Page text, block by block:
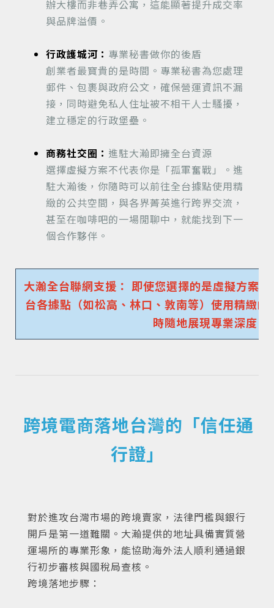
辦大樓而非巷弄公寓，這能顯著提升成交率
與品牌溢價。
行政護城河： 專業秘書做你的後盾
創業者最寶貴的是時間。專業秘書為您處理
郵件、包裹與政府公文，確保營運資訊不漏
接，同時避免私人住址被不相干人士騷擾，
建立穩定的行政堡壘。
商務社交圈： 進駐大瀚即擁全台資源
選擇虛擬方案不代表你是「孤軍奮戰」。進
駐大瀚後，你隨時可以前往全台據點使用精
緻的公共空間，與各界菁英進行跨界交流，
甚至在咖啡吧的一場閒聊中，就能找到下一
個合作夥伴。
大瀚全台聯網支援： 即使您選擇的是虛擬方案
台各據點（如松高、林口、敦南等）使用精緻
時隨地展現專業深度。
跨境電商落地台灣的「信任通
行證」
對於進攻台灣市場的跨境賣家，法律門檻與銀行
開戶是第一道難關。大瀚提供的地址具備實質營
運場所的專業形象，能協助海外法人順利通過銀
行初步審核與國稅局查核。
跨境落地步驟：